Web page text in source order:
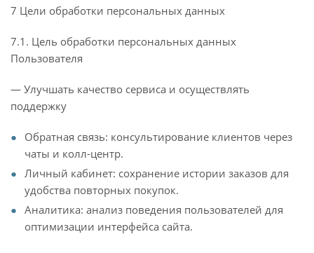
7 Цели обработки персональных данных
7.1. Цель обработки персональных данных
Пользователя
— Улучшать качество сервиса и осуществлять
поддержку
Обратная связь: консультирование клиентов через
чаты и колл-центр.
Личный кабинет: сохранение истории заказов для
удобства повторных покупок.
Аналитика: анализ поведения пользователей для
оптимизации интерфейса сайта.